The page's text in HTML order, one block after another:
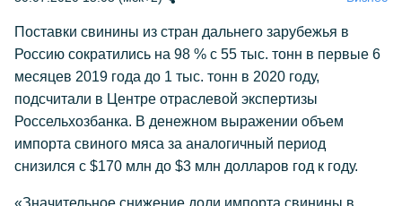
Поставки свинины из стран дальнего зарубежья в
Россию сократились на 98 % с 55 тыс. тонн в первые 6
месяцев 2019 года до 1 тыс. тонн в 2020 году,
подсчитали в Центре отраслевой экспертизы
Россельхозбанка. В денежном выражении объем
импорта свиного мяса за аналогичный период
снизился с $170 млн до $3 млн долларов год к году.
«Значительное снижение доли импорта свинины в